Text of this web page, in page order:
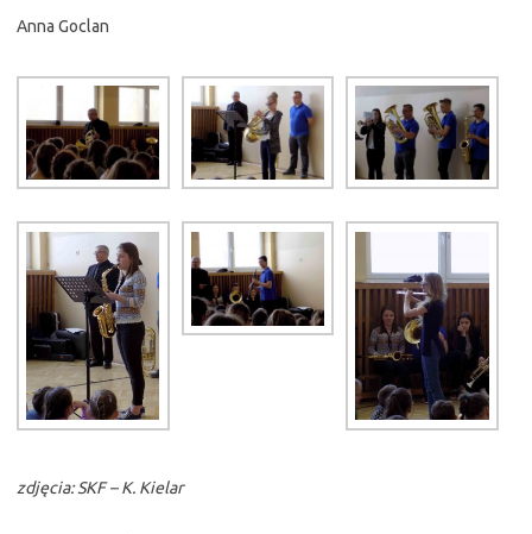
Anna Goclan
zdjęcia: SKF – K. Kielar